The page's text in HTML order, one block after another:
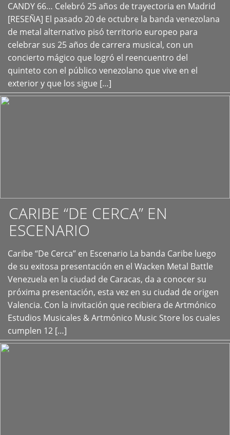
CANDY 66… Celebró 25 años de trayectoria en Madrid
[RESEÑA] El pasado 20 de octubre la banda venezolana
de metal alternativo pisó territorio europeo para
celebrar sus 25 años de carrera musical, con un
concierto mágico que logró el reencuentro del
quinteto con el público venezolano que vive en el
exterior y que los sigue […]
+
CARIBE “DE CERCA” EN
ESCENARIO
Caribe “De Cerca” en Escenario La banda Caribe luego
de su exitosa presentación en el Wacken Metal Battle
Venezuela en la ciudad de Caracas, da a conocer su
próxima presentación, esta vez en su ciudad de origen
Valencia. Con la invitación que recibiera de Artmónico
Estudios Musicales & Artmónico Music Store los cuales
cumplen 12 […]
+